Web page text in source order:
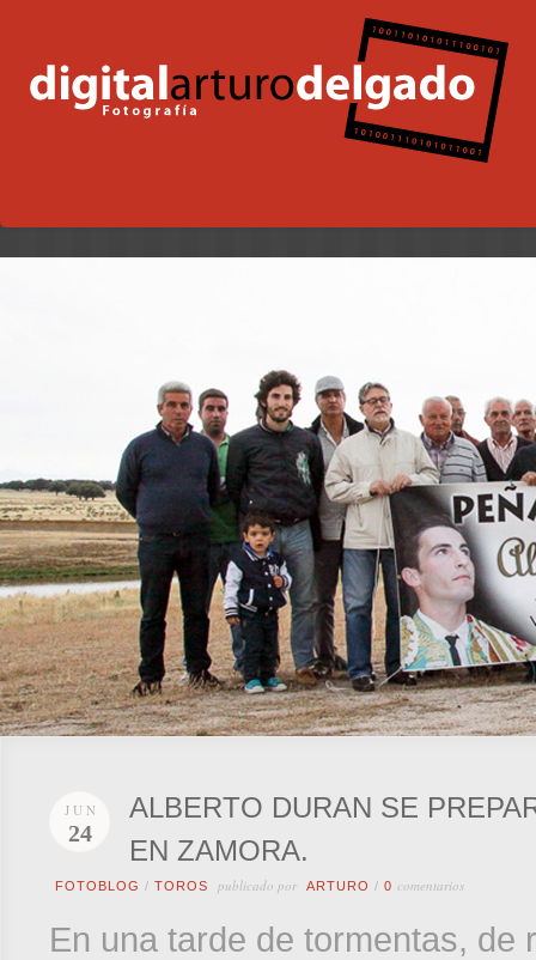
JUN
24
ALBERTO DURAN SE
EN ZAMORA.
FOTOBLOG / TOROS publicado por ARTURO / 0 comentarios
En una tarde de tormentas,